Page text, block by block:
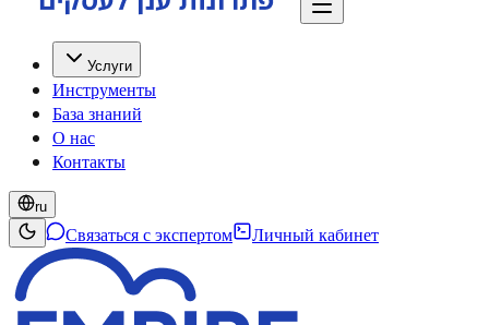
Услуги
Инструменты
База знаний
О нас
Контакты
ru
Связаться с экспертом Личный кабинет